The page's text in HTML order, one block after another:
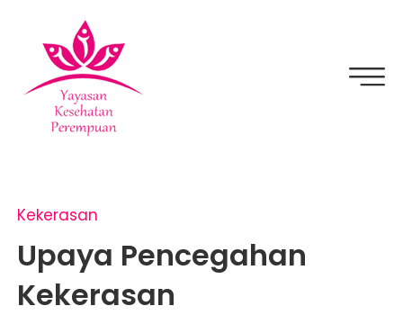
content
Kekerasan
Upaya Pencegahan
Kekerasan